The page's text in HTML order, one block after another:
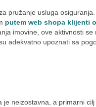
pružanje usluga
putem web shopa klijenti
imovine, ove aktivnosti se
adekvatno upoznati sa
neizostavna, a primarni